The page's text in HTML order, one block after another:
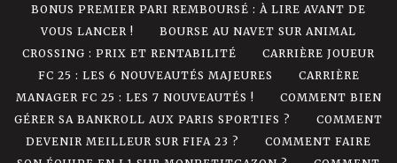
BONUS PREMIER PARI REMBOURSÉ : À LIRE AVANT DE
VOUS LANCER !
BOURSE AU NAVET SUR ANIMAL
CROSSING : PRIX ET RENTABILITÉ
CARRIÈRE JOUEUR
FC 25 : LES 6 NOUVEAUTÉS MAJEURES
CARRIÈRE
MANAGER FC 25 : LES 7 NOUVEAUTÉS !
COMMENT BIEN
GÉRER SA BANKROLL AUX PARIS SPORTIFS ?
COMMENT
DEVENIR MEILLEUR SUR FIFA 23 ?
COMMENT FAIRE